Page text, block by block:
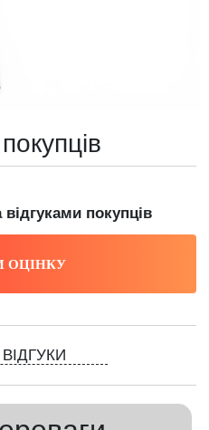
покупців